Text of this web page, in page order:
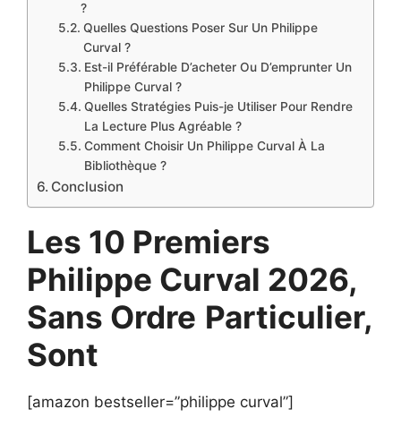
?
Quelles Questions Poser Sur Un Philippe
Curval ?
Est-il Préférable D’acheter Ou D’emprunter Un
Philippe Curval ?
Quelles Stratégies Puis-je Utiliser Pour Rendre
La Lecture Plus Agréable ?
Comment Choisir Un Philippe Curval À La
Bibliothèque ?
Conclusion
Les 10 Premiers
Philippe Curval 2026,
Sans Ordre Particulier,
Sont
[amazon bestseller=”philippe curval”]